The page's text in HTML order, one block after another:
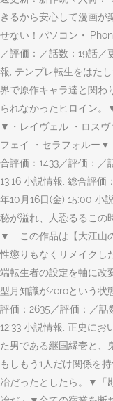
きるから安心して漫画
せない！パソコン・
／評価：／話数：19話／
報, テンプレ転生をはた
界で原作キャラ達と関
られなかったヒロイン
▼・レイヴェル ・ロス
フェイ ・セラフォルー
合評価：1433／評価：／
13:16 小説情報, 総合評
年10月16日(金) 15:00
秘が溢れ、人恐るるこの
▼ この作品は【大江山
性懲りもなくリメイク
端転生者の設定を軸に改
型月知識がzeroという
評価：2635／評価：／話
12:33 小説情報, 正史に
た男である継国縁壱と、
もしもう1人だけ関係を
冶だったとしたら。▼「